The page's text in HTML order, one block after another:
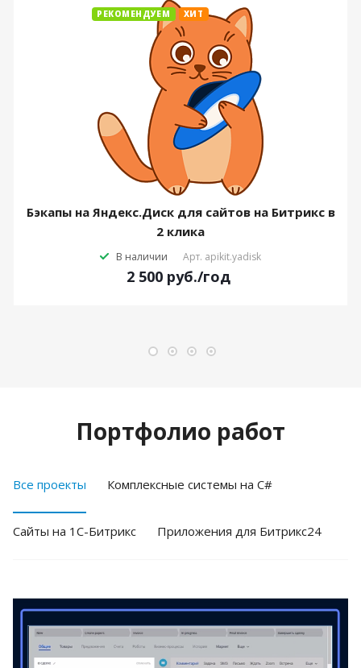
РЕКОМЕНДУЕМ ХИТ
Бэкапы на Яндекс.Диск для сайтов на Битрикс в
2 клика
В наличии Арт. apikit.yadisk
2 500 руб./год
Портфолио работ
Все проекты Комплексные системы на C#
Cайты на 1С-Битрикс Приложения для Битрикс24